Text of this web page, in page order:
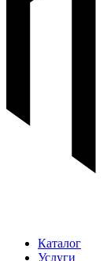
Каталог
Услуги